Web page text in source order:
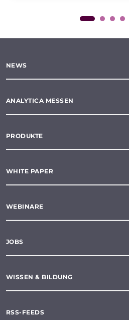
NEWS
ANALYTICA MESSEN
PRODUKTE
WHITE PAPER
WEBINARE
JOBS
WISSEN & BILDUNG
RSS-FEEDS